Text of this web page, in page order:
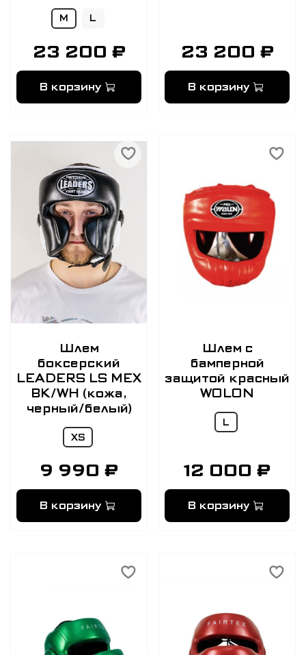
M L
23 200 ₽
В корзину
23 200 ₽
В корзину
Шлем
боксерский
LEADERS LS MEX
BK/WH (кожа,
черный/белый)
XS
9 990 ₽
В корзину
Шлем с
бамперной
защитой красный
WOLON
L
12 000 ₽
В корзину